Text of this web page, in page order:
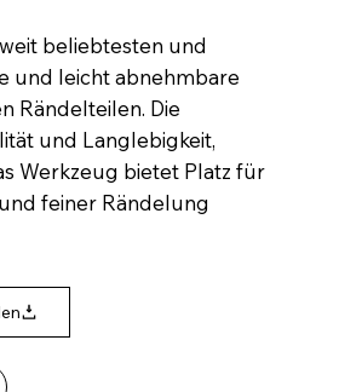
beliebtesten und
und leicht abnehmbare
Rändelteilen. Die
und Langlebigkeit,
Werkzeug bietet Platz für
feiner Rändelung